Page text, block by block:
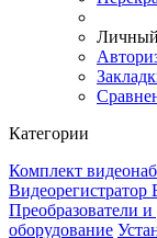
Категории
Комплект
Видеорегистратор
Преобразователи
оборудование